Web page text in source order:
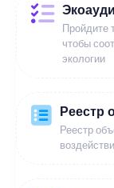
Пройдите
чтобы
экологии
Реестр
Реестр